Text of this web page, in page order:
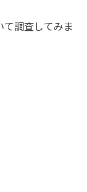
て調査してみま